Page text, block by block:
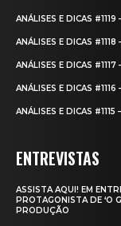
ANÁLISES E DICAS
ANÁLISES E DICAS
ANÁLISES E DICAS #1117
ANÁLISES E DICAS #1116
ANÁLISES E DICAS #1115
ENTREVISTAS
ASSISTA AQUI! EM
PROTAGONISTA DE ‘O
PRODUÇÃO